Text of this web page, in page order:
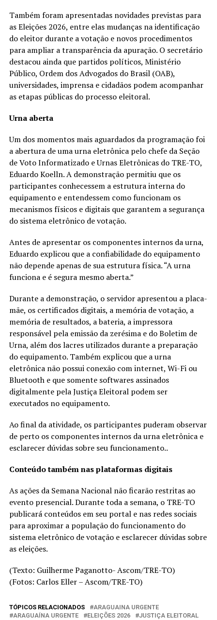
Também foram apresentadas novidades previstas para
as Eleições 2026, entre elas mudanças na identificação
do eleitor durante a votação e novos procedimentos
para ampliar a transparência da apuração. O secretário
destacou ainda que partidos políticos, Ministério
Público, Ordem dos Advogados do Brasil (OAB),
universidades, imprensa e cidadãos podem acompanhar
as etapas públicas do processo eleitoral.
Urna aberta
Um dos momentos mais aguardados da programação foi
a abertura de uma urna eletrônica pelo chefe da Seção
de Voto Informatizado e Urnas Eletrônicas do TRE-TO,
Eduardo Koelln. A demonstração permitiu que os
participantes conhecessem a estrutura interna do
equipamento e entendessem como funcionam os
mecanismos físicos e digitais que garantem a segurança
do sistema eletrônico de votação.
Antes de apresentar os componentes internos da urna,
Eduardo explicou que a confiabilidade do equipamento
não depende apenas de sua estrutura física. “A urna
funciona e é segura mesmo aberta.”
Durante a demonstração, o servidor apresentou a placa-
mãe, os certificados digitais, a memória de votação, a
memória de resultados, a bateria, a impressora
responsável pela emissão da zerésima e do Boletim de
Urna, além dos lacres utilizados durante a preparação
do equipamento. Também explicou que a urna
eletrônica não possui conexão com internet, Wi-Fi ou
Bluetooth e que somente softwares assinados
digitalmente pela Justiça Eleitoral podem ser
executados no equipamento.
Ao final da atividade, os participantes puderam observar
de perto os componentes internos da urna eletrônica e
esclarecer dúvidas sobre seu funcionamento..
Conteúdo também nas plataformas digitais
As ações da Semana Nacional não ficarão restritas ao
evento presencial. Durante toda a semana, o TRE-TO
publicará conteúdos em seu portal e nas redes sociais
para aproximar a população do funcionamento do
sistema eletrônico de votação e esclarecer dúvidas sobre
as eleições.
(Texto: Guilherme Paganotto- Ascom/TRE-TO)
(Fotos: Carlos Eller – Ascom/TRE-TO)
TÓPICOS RELACIONADOS
ARAGUAINA URGENTE
ARAGUAÍNA URGENTE
ELEIÇÕES 2026 JUSTIÇA ELEITORAL